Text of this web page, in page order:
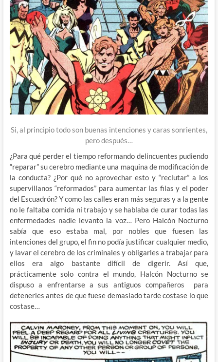
Si, al principio todo son buenas intenciones y caras sonrientes,
pero después…
¿Para qué perder el tiempo reformando delincuentes pudiendo
“reparar” su cerebro mediante una maquina de modificación de
la conducta? ¿Por qué no aprovechar esto y “reclutar” a los
supervillanos “reformados” para aumentar las filas y el poder
del Escuadrón? Y como las calles eran más seguras y a la gente
no le faltaba comida ni trabajo y se hablaba de curar todas las
enfermedades nadie levanto la voz… Pero Halcón Nocturno
sabía que eso estaba mal, por nobles que fuesen las
intenciones del grupo, el fin no podía justificar cualquier medio,
y lavar el cerebro de los criminales y obligarles a trabajar para
ellos era algo bastante difícil de digerir. Así que,
prácticamente solo contra el mundo, Halcón Nocturno se
dispuso a enfrentarse a sus antiguos compañeros para
detenerles antes de que fuese demasiado tarde costase lo que
costase…